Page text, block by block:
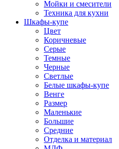
Мойки и смесители
Техника для кухни
Шкафы-купе
Цвет
Коричневые
Серые
Темные
Черные
Светлые
Белые шкафы-купе
Венге
Размер
Маленькие
Большие
Средние
Отделка и материал